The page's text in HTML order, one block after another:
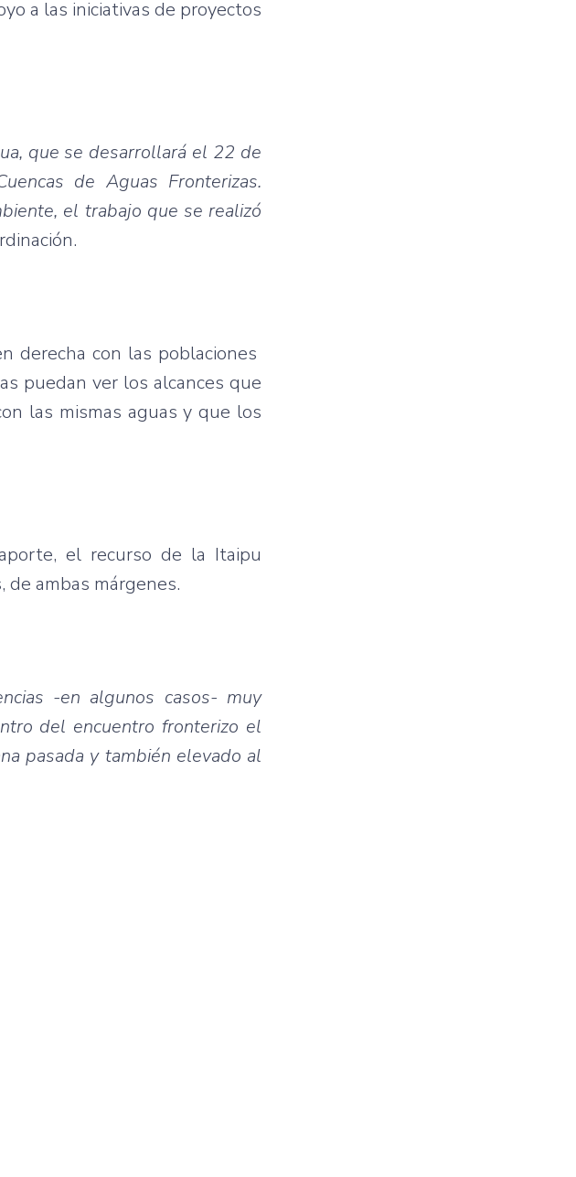
a las iniciativas de proyectos
que se desarrollará el 22 de
de Aguas Fronterizas.
el trabajo que se realizó
derecha con las poblaciones
puedan ver los alcances que
las mismas aguas y que los
el recurso de la Itaipu
ambas márgenes.
-en algunos casos- muy
del encuentro fronterizo el
pasada y también elevado al